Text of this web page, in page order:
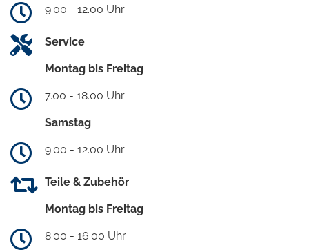
9.00 - 12.00 Uhr
Service
Montag bis Freitag
7.00 - 18.00 Uhr
Samstag
9.00 - 12.00 Uhr
Teile & Zubehör
Montag bis Freitag
8.00 - 16.00 Uhr